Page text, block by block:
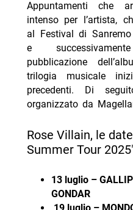
Appuntamenti che
intenso per l’artista,
al Festival di
e
pubblicazione
trilogia musicale
precedenti. Di
organizzato da
Rose Villain, le
Summer Tour
13 luglio –
GONDAR